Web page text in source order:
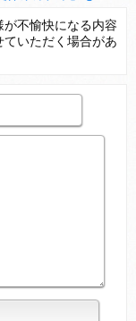
【パズドラ】TB・HEARTSの6人は全員分岐進化とアシスト2種あり！HEARTSエンジェルの進化いいな
りますか？
不愉快になる内容
いただく場合があ